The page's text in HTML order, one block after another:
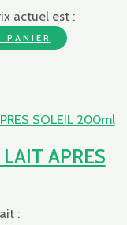
actuel est :
PANIER
APRES
: